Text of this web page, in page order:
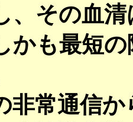
、その血
かも最短
非常通信